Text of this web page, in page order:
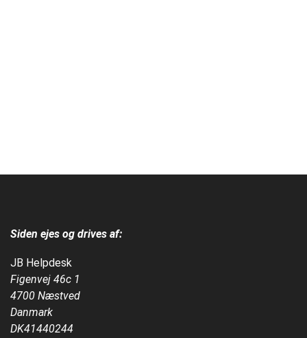
Siden ejes og drives af:
JB Helpdesk
Figenvej 46c 1
4700 Næstved
Danmark
DK41440244